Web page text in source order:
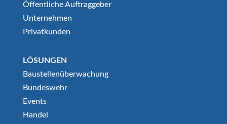
Öffentliche Auftraggeber
Unternehmen
Privatkunden
LÖSUNGEN
Baustellenüberwachung
Bundeswehr
Events
Handel